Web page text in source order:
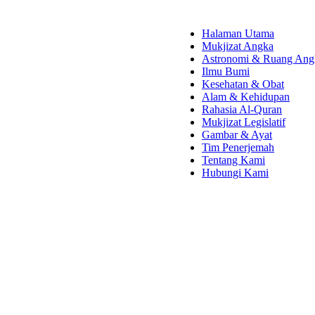
Halaman Utama
Mukjizat Angka
Astronomi & Ruang
Ilmu Bumi
Kesehatan & Obat
Alam & Kehidupan
Rahasia Al-Quran
Mukjizat Legislatif
Gambar & Ayat
Tim Penerjemah
Tentang Kami
Hubungi Kami